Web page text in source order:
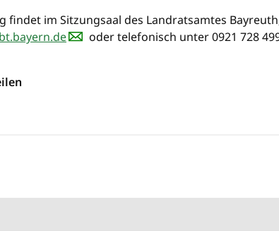
findet im Sitzungsaal des Landratsamtes
oder telefonisch unter 0921 728